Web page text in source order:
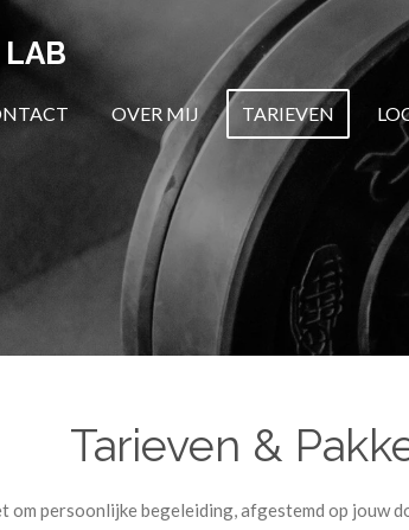
LAB
OVER MIJ TARIEVEN
Tarieven &
om persoonlijke begeleiding, afgestemd op jouw